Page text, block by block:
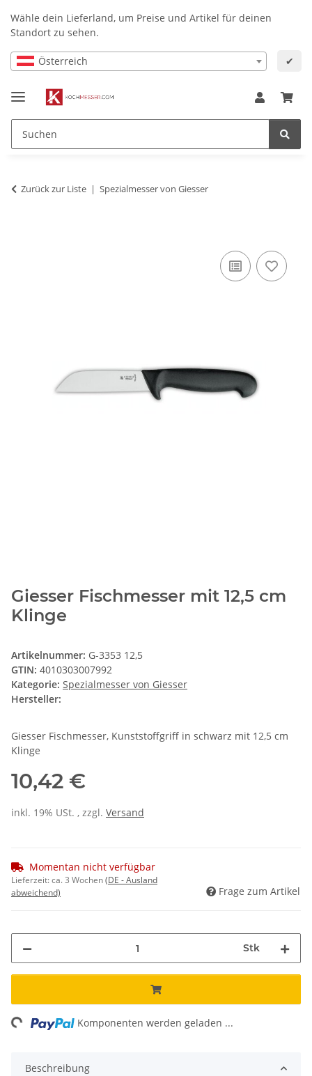
Wähle dein Lieferland, um Preise und Artikel für deinen
Standort zu sehen.
Österreich ✔
Zurück zur Liste Spezialmesser von Giesser
Giesser Fischmesser mit 12,5 cm
Klinge
Artikelnummer: G-3353 12,5
GTIN: 4010303007992
Kategorie: Spezialmesser von Giesser
Hersteller:
Giesser Fischmesser, Kunststoffgriff in schwarz mit 12,5 cm
Klinge
10,42 €
inkl. 19% USt. , zzgl. Versand
Momentan nicht verfügbar
Lieferzeit:ca. 3 Wochen(DE - Ausland
abweichend)
Frage zum Artikel
Stk
Komponenten werden geladen ...
Beschreibung